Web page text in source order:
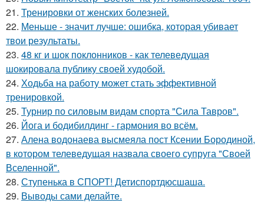
21. Тренировки от женских болезней.
22. Меньше - значит лучше: ошибка, которая убивает
твои результаты.
23. 48 кг и шок поклонников - как телеведущая
шокировала публику своей худобой.
24. Ходьба на работу может стать эффективной
тренировкой.
25. Турнир по силовым видам спорта "Сила Тавров".
26. Йога и бодибилдинг - гармония во всём.
27. Алена водонаева высмеяла пост Ксении Бородиной,
в котором телеведущая назвала своего супруга "Своей
Вселенной".
28. Ступенька в СПОРТ! Детиспортдюсшаша.
29. Выводы сами делайте.